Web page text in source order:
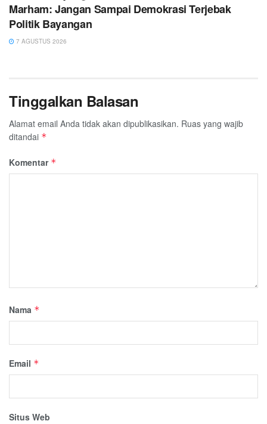
Marham: Jangan Sampai Demokrasi Terjebak
Politik Bayangan
7 AGUSTUS 2026
Tinggalkan Balasan
Alamat email Anda tidak akan dipublikasikan. Ruas yang wajib
ditandai *
Komentar *
Nama *
Email *
Situs Web